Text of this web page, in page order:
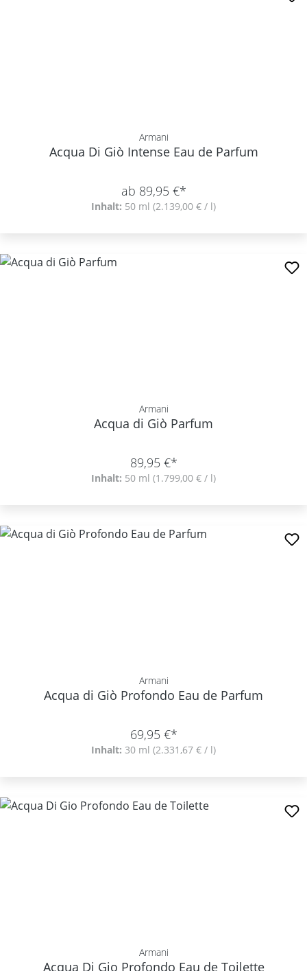
Armani
Acqua Di Giò Intense Eau de Parfum
ab 89,95 €*
Inhalt: 50 ml (2.139,00 € / l)
Armani
Acqua di Giò Parfum
89,95 €*
Inhalt: 50 ml (1.799,00 € / l)
Armani
Acqua di Giò Profondo Eau de Parfum
69,95 €*
Inhalt: 30 ml (2.331,67 € / l)
Armani
Acqua Di Gio Profondo Eau de Toilette